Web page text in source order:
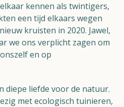
kennen als twintigers,
een tijd elkaars wegen
kruisten in 2020. Jawel,
we ons verplicht zagen om
en op
diepe liefde voor de natuur.
met ecologisch tuinieren,